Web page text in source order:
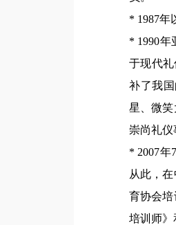
* 1987年
* 1990年
于现代
补了我
星、微
崇尚礼
* 2007年
从此，
育协会
培训师